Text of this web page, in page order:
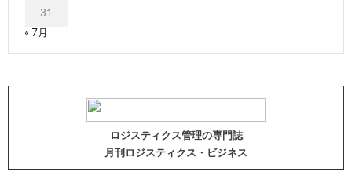
31
« 7月
ロジスティクス管理の専門誌
月刊ロジスティクス・ビジネス